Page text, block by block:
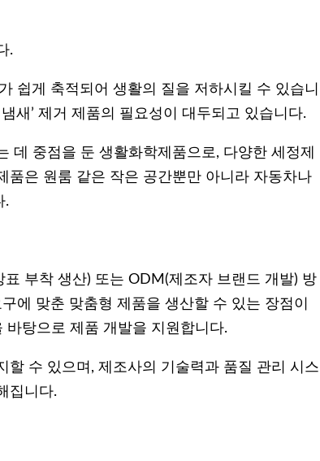
.
쉽게 축적되어 생활의 질을 저하시킬 수 있습니
새’ 제거 제품의 필요성이 대두되고 있습니다.
데 중점을 둔 생활화학제품으로, 다양한 세정제
품은 원룸 같은 작은 공간뿐만 아니라 자동차나
.
표 부착 생산) 또는 ODM(제조자 브랜드 개발) 방
에 맞춘 맞춤형 제품을 생산할 수 있는 장점이
탕으로 제품 개발을 지원합니다.
할 수 있으며, 제조사의 기술력과 품질 관리 시스
집니다.